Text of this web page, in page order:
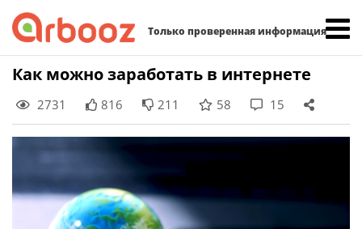
Только проверенная информация
Skip
content
Как можно заработать в интернете
2731 816 211 58 15
Найти: